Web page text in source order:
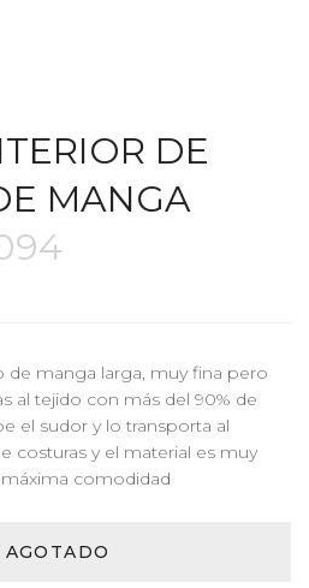
DE
MANGA
de manga larga, muy fina pero
al tejido con más del 90% de
el sudor y lo transporta al
costuras y el material es muy
máxima comodidad
AGOTADO